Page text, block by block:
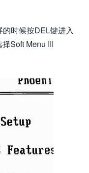
时候按DEL键进入
Soft Menu III